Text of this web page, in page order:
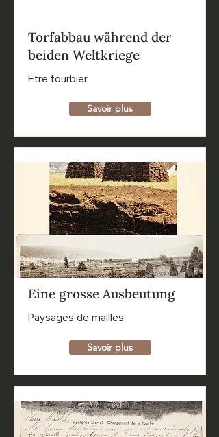
Torfabbau während der
beiden Weltkriege
Etre tourbier
Savoir plus
Eine grosse Ausbeutung
Paysages de mailles
Savoir plus